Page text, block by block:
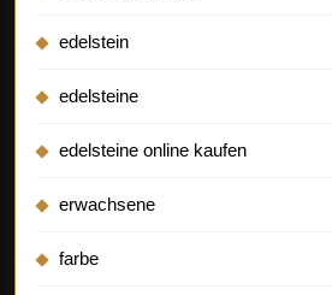
edelstein
edelsteine
edelsteine online kaufen
erwachsene
farbe